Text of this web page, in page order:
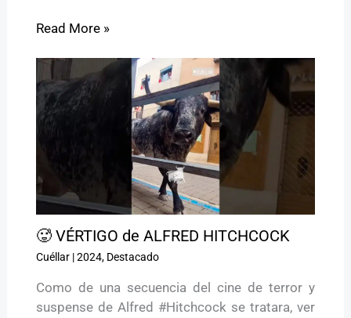
Read More »
🥵 VÉRTIGO de ALFRED HITCHCOCK
Cuéllar|2024, Destacado
Como de una secuencia del cine de terror y
suspense de Alfred #Hitchcock se tratara, ver